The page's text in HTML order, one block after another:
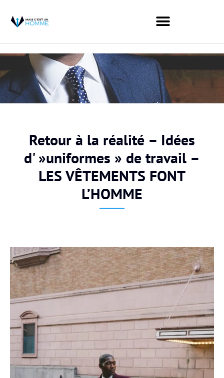
Retour à la réalité – Idées
d' »uniformes » de travail –
LES VÊTEMENTS FONT
L’HOMME